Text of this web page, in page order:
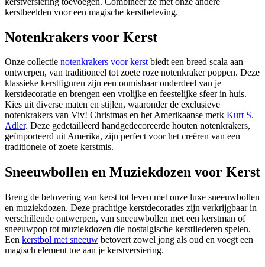
kerstbeelden voor een magische kerstbeleving.
Notenkrakers voor Kerst
Onze collectie notenkrakers voor kerstbiedt een breed scala aan
ontwerpen, van traditioneel tot zoete roze notenkraker poppen. Deze
klassieke kerstfiguren zijn een onmisbaar onderdeel van je
kerstdecoratie en brengen een vrolijke en feestelijke sfeer in huis.
Kies uit diverse maten en stijlen, waaronder de exclusieve
notenkrakers van Viv! Christmas en het Amerikaanse merk Kurt S.
Adler. Deze gedetailleerd handgedecoreerde houten notenkrakers,
geïmporteerd uit Amerika, zijn perfect voor het creëren van een
traditionele of zoete kerstmis.
Sneeuwbollen en Muziekdozen voor Kerst
Breng de betovering van kerst tot leven met onze luxe sneeuwbollen
en muziekdozen. Deze prachtige kerstdecoraties zijn verkrijgbaar in
verschillende ontwerpen, van sneeuwbollen met een kerstman of
sneeuwpop tot muziekdozen die nostalgische kerstliederen spelen.
Een kerstbol met sneeuw betovert zowel jong als oud en voegt een
magisch element toe aan je kerstversiering.